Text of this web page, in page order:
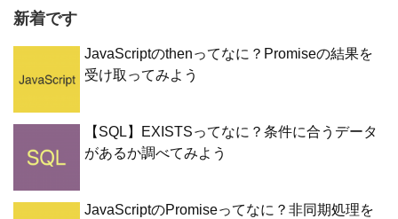
新着です
JavaScriptのthenってなに？Promiseの結果を
受け取ってみよう
【SQL】EXISTSってなに？条件に合うデータ
があるか調べてみよう
JavaScriptのPromiseってなに？非同期処理を